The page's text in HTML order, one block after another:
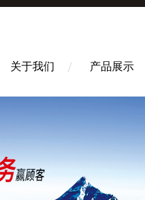
关于我们 产品展示